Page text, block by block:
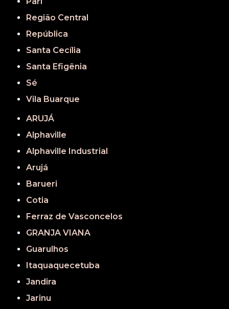
Região Central
República
Santa Cecília
Santa Efigênia
Sé
Vila Buarque
ARUJÁ
Alphaville
Alphaville Industrial
Arujá
Barueri
Cotia
Ferraz de Vasconcelos
GRANJA VIANA
Guarulhos
Itaquaquecetuba
Jandira
Jarinu